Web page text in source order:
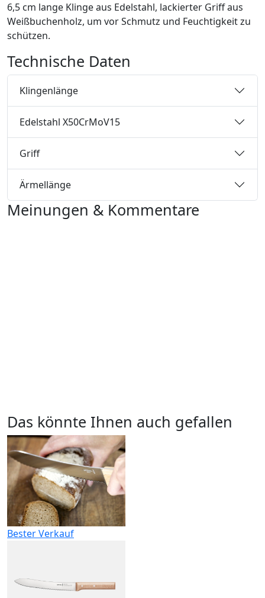
6,5 cm lange Klinge aus Edelstahl, lackierter Griff aus
Weißbuchenholz, um vor Schmutz und Feuchtigkeit zu
schützen.
Technische Daten
Klingenlänge
Edelstahl X50CrMoV15
Griff
Ärmellänge
Meinungen & Kommentare
Das könnte Ihnen auch gefallen
Bester Verkauf